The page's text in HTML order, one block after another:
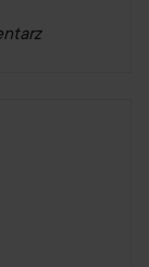
temu